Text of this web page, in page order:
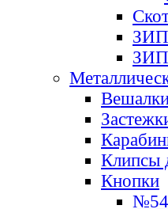
Клипсы
Кнопки
№54